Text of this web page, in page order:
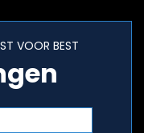
VOOR BEST